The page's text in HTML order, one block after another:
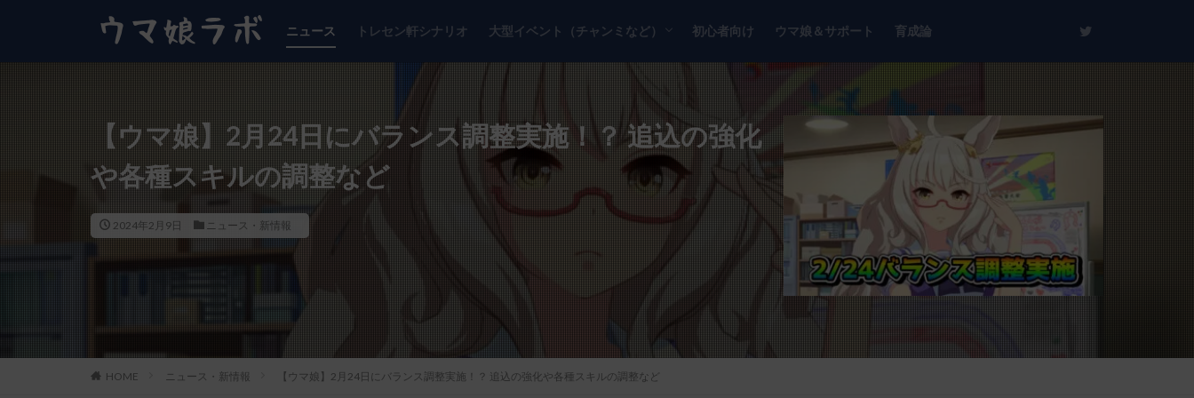
ニュース トレセン軒シナリオ 大型イベント（チャンミなど）
チャンピオンズミーティング
リーグオブヒーローズ
初心者向け ウマ娘＆サポート 育成論
【ウマ娘】2月24日にバランス調整実施！？ 追込の強化
や各種スキルの調整など
2024年2月9日 ニュース・新情報
HOME ニュース・新情報 【ウマ娘】2月24日にバランス調整実施！？ 追込の強化や各種スキルの調整など